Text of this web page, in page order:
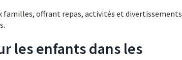
familles, offrant repas, activités et divertissements
les enfants dans les